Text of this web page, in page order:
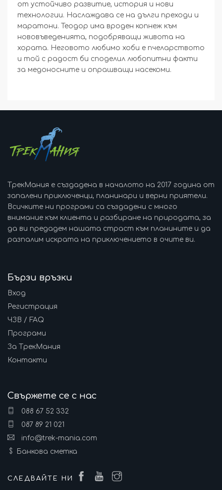
от устойчиво развитие, история и нови
технологии. Наслаждава се на дълги преходи и
маратони. Теодор има вроден копнеж към
нововъведенията, подобряващи живота на
хората. Неговото любимо хоби е пчеларството
и той с радост би споделил любопитни факти
за медоносните и опрашващи насекоми.
ТрекМания е създадена в началото на 2017 година от
запалени приключенци, планинари и верни приятели.
Всичките ни програми са създадени с много
внимание към клиента и разбиране на природата, за
да ви предадем нашата страст към планините и да
разпалим искрата на приключението в очите ви.
Бързи връзки
Вход
Регистрация
ЧЗВ / FAQ
Програми
За ТрекМания
Контакти
Свържете се с нас
088 67 52 332
087 89 21 021
info@trek-mania.com
Банкова сметка
СЛЕДВАЙТЕ НИ